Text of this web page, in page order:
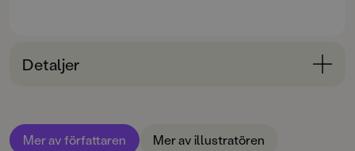
Detaljer
ORIGINALSPRÅK
Svenska
Mer av författaren Mer av illustratören